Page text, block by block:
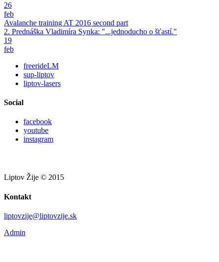
26
feb
Avalanche training AT 2016 second part
2. Prednáška Vladimíra Synka: "...jednoducho o šťastí."
19
feb
freerideLM
sup-liptov
liptov-lasers
Social
facebook
youtube
instagram
Liptov Žije © 2015
Kontakt
liptovzije@liptovzije.sk
Admin